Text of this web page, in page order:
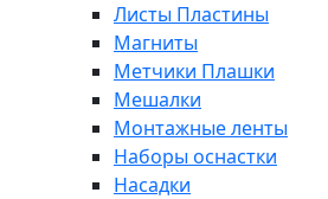
Листы Пластины
Магниты
Метчики Плашки
Мешалки
Монтажные ленты
Наборы оснастки
Насадки